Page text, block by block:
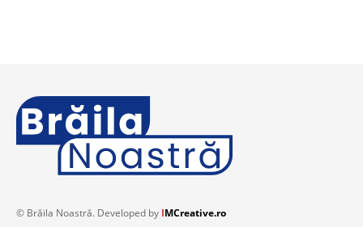
© Brăila Noastră. Developed by IMCreative.ro